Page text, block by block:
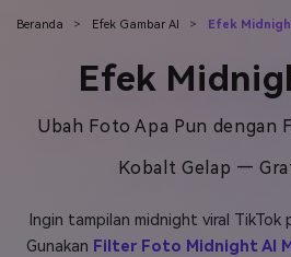
AI Video
AI Gambar
AI Audio
Model AI yang Didukung
Produk AI
Asisten Video AI
Editor Video AI
Editor Gambar AI
Editor Audio AI
Efek Video
Efek Foto
Sumber Daya
Panduan Pengguna
Veo3 TOP
Beranda > Efek Gambar AI > Efek
Efek
Ubah Foto Apa Pun dengan
Kobalt Gelap —
Ingin tampilan midnight viral
Gunakan Filter Foto Midnight AI